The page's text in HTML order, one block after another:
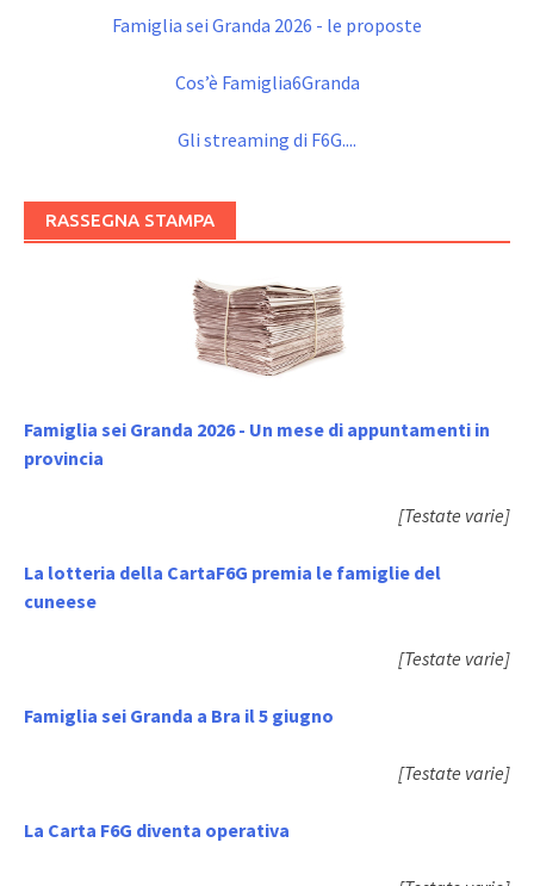
Famiglia sei Granda 2026 - le proposte
Cos’è Famiglia6Granda
Gli streaming di F6G....
RASSEGNA STAMPA
Famiglia sei Granda 2026 - Un mese di appuntamenti in
provincia
[Testate varie]
La lotteria della CartaF6G premia le famiglie del
cuneese
[Testate varie]
Famiglia sei Granda a Bra il 5 giugno
[Testate varie]
La Carta F6G diventa operativa